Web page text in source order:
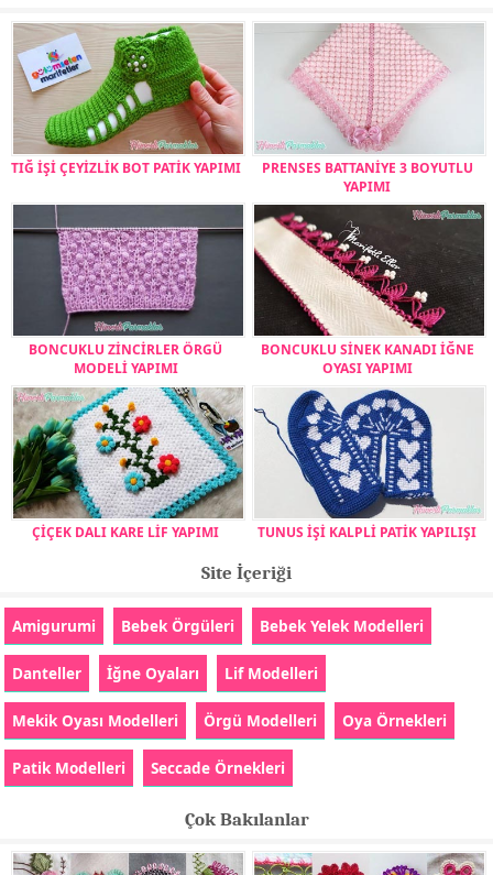
TIĞ İŞİ ÇEYİZLİK BOT PATİK YAPIMI
PRENSES BATTANİYE 3 BOYUTLU
YAPIMI
BONCUKLU ZİNCİRLER ÖRGÜ
MODELİ YAPIMI
BONCUKLU SİNEK KANADI İĞNE
OYASI YAPIMI
ÇİÇEK DALI KARE LİF YAPIMI TUNUS İŞİ KALPLİ PATİK YAPILIŞI
Site İçeriği
Amigurumi Bebek Örgüleri Bebek Yelek Modelleri
Danteller İğne Oyaları Lif Modelleri
Mekik Oyası Modelleri Örgü Modelleri Oya Örnekleri
Patik Modelleri Seccade Örnekleri
Çok Bakılanlar